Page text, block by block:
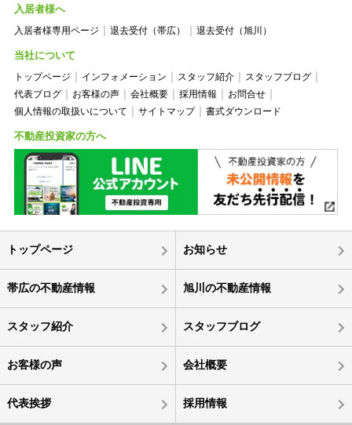
入居者様へ
入居者様専用ページ 退去受付（帯広） 退去受付（旭川）
当社について
トップページ インフォメーション スタッフ紹介
スタッフブログ
代表ブログ
お客様の声 会社概要 採用情報
お問合せ
個人情報の取扱いについて
サイトマップ 書式ダウンロード
不動産投資家の方へ
トップページ お知らせ
帯広の不動産情報 旭川の不動産情報
スタッフ紹介 スタッフブログ
お客様の声 会社概要
代表挨拶 採用情報